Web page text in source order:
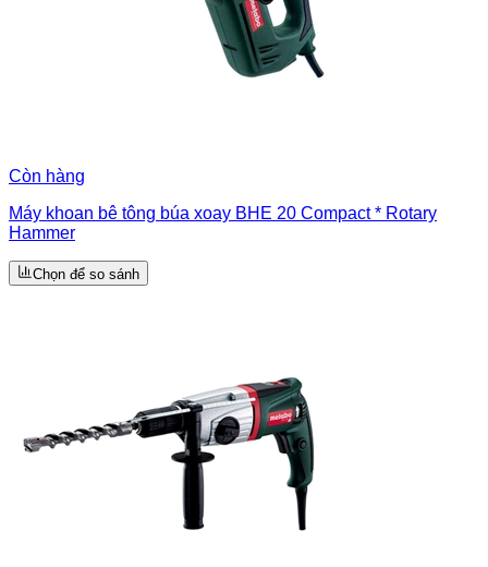
Còn hàng
Máy khoan bê tông búa xoay BHE 20 Compact * Rotary
Hammer
Chọn để so sánh